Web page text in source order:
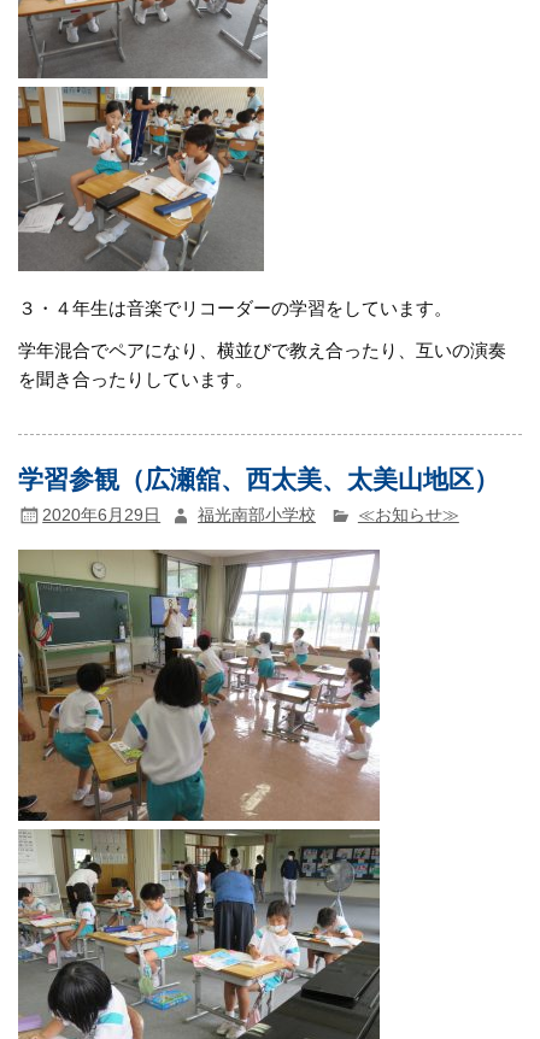
３・４年生は音楽でリコーダーの学習をしています。
学年混合でペアになり、横並びで教え合ったり、互いの演奏
を聞き合ったりしています。
学習参観（広瀬舘、西太美、太美山地区）
2020年6月29日 福光南部小学校 ≪お知らせ≫